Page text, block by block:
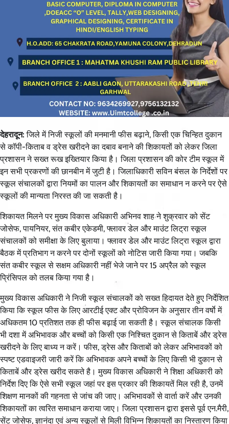
देहरादून: जिले में निजी स्कूलों की मनमानी फीस बढ़ाने, किसी एक चिन्हित दुकान
से कॉपी-किताब व ड्रेस खरीदने का दबाव बनाने की शिकायतों को लेकर जिला
प्रशासन ने सख्त रूख इख्तियार किया है। जिला प्रशासन की कोर टीम स्कूल में
इन सभी प्रकरणों की छानबीन में जुटी है। जिलाधिकारी सविन बंसल के निर्देशों पर
स्कूल संचालकों द्वारा नियमों का पालन और शिकायतों का समाधान न करने पर ऐसे
स्कूलों की मान्यता निरस्त की जा सकती है।
शिकायत मिलने पर मुख्य विकास अधिकारी अभिनव शाह ने शुक्रवार को सेंट
जोसेफ, पायनियर, संत कबीर एकेडमी, फ्लावर डेल और माउंट लिट्रा स्कूल
संचालकों को समीक्षा के लिए बुलाया। फ्लावर डेल और माउंट लिट्रा स्कूल द्वारा
बैठक में प्रतिभाग न करने पर दोनों स्कूलों को नोटिस जारी किया गया। जबकि
संत कबीर स्कूल से सक्षम अधिकारी नहीं भेजे जाने पर 15 अप्रैल को स्कूल
प्रिंसिपल को तलब किया गया है।
मुख्य विकास अधिकारी ने निजी स्कूल संचालकों को सख्त हिदायत देते हुए निर्देशित
किया कि स्कूल फीस के लिए आरटीई एक्ट और प्रोविजन के अनुसार तीन वर्षाे में
अधिकतम 10 प्रतिशत तक ही फीस बढ़ाई जा सकती है। स्कूल संचालक किसी
भी दशा में अभिभावक और बच्चों को किसी एक निश्चित दुकान से किताबें और ड्रेस
खरीदने के लिए बाध्य न करें। फीस, ड्रेस और किताबों को लेकर अभिभावकों को
स्पष्ट एडवाइजरी जारी करें कि अभिभावक अपने बच्चों के लिए किसी भी दुकान से
किताबें और ड्रेस खरीद सकते है। मुख्य विकास अधिकारी ने शिक्षा अधिकारी को
निर्देश दिए कि ऐसे सभी स्कूल जहां पर इस प्रकार की शिकायतें मिल रही है, उनमें
शिक्षण मानकों की गहनता से जांच की जाए। अभिभावकों से वार्ता करें और उनकी
शिकायतों का त्वरित समाधान कराया जाए। जिला प्रशासन द्वारा इससे पूर्व एन.मैरी,
सेंट जोसेफ, ज्ञानंदा एवं अन्य स्कूलों से मिली विभिन्न शिकायतों का निस्तारण किया